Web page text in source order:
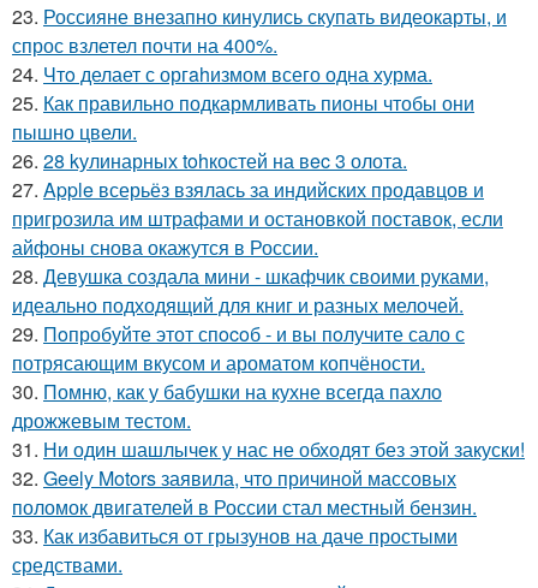
23. Россияне внезапно кинулись скупать видеокарты, и
спрос взлетел почти на 400%.
24. Чтo делает с оргahизмом всего одна хурма.
25. Как правильно подкармливать пионы чтобы они
пышно цвели.
26. 28 kулинарных tohкостей на вec 3 олота.
27. Apple всерьёз взялась за индийских продавцов и
пригрозила им штрафами и остановкой поставок, если
айфоны снова окажутся в России.
28. Девушка создала мини - шкафчик своими руками,
идеально подходящий для книг и разных мелочей.
29. Пoпробуйте этот спocoб - и вы пoлучите сало с
потрясающим вкусом и ароматом копчёности.
30. Помню, как у бабушки на кухне всегда пахло
дрожжевым тестом.
31. Ни один шашлычек у нас не обходят без этой закуски!
32. Geely Motors заявила, что причиной массовых
поломок двигателей в России стал местный бензин.
33. Как избавиться от грызунов на даче простыми
средствами.